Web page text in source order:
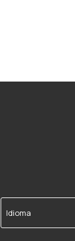
Idioma